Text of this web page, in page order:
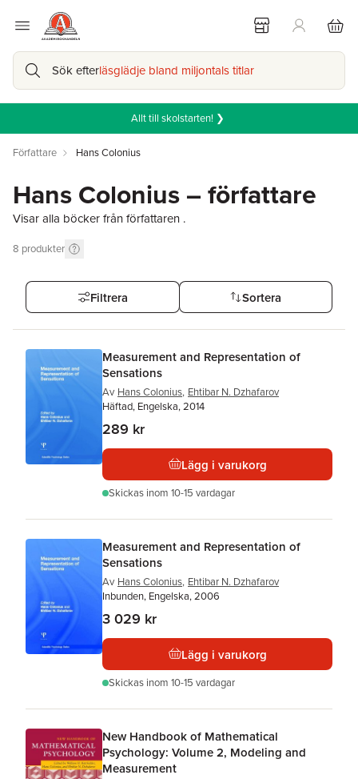
Sök efterläsglädje bland miljontals titlar
Allt till skolstarten! ❯
Författare Hans Colonius
Hans Colonius – författare
Visar alla böcker från författaren .
8 produkter
Filtrera Sortera
Measurement and Representation of
Sensations
Av Hans Colonius, Ehtibar N. Dzhafarov
Häftad, Engelska, 2014
289 kr
Lägg i varukorg
Skickas inom 10-15 vardagar
Measurement and Representation of
Sensations
Av Hans Colonius, Ehtibar N. Dzhafarov
Inbunden, Engelska, 2006
3 029 kr
Lägg i varukorg
Skickas inom 10-15 vardagar
New Handbook of Mathematical
Psychology: Volume 2, Modeling and
Measurement